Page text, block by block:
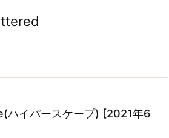
ハイパースケープ) [2021年6